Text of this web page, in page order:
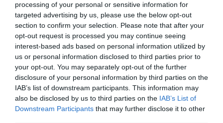
processing of your personal or sensitive information for
targeted advertising by us, please use the below opt-out
section to confirm your selection. Please note that after your
opt-out request is processed you may continue seeing
interest-based ads based on personal information utilized by
us or personal information disclosed to third parties prior to
your opt-out. You may separately opt-out of the further
disclosure of your personal information by third parties on the
IAB’s list of downstream participants. This information may
also be disclosed by us to third parties on the IAB’s List of
Downstream Participants that may further disclose it to other
“Correr es el deporte más accesible del
mundo, pero ha carecido de una liga
competitiva estructurada”
RunGP también busca innovar en la experiencia del
corredor y del aficionado y se ha aliado conSweat
Economypara gamificar el rendimiento de los
corredores con incentivos encriptomonedas
y otros
activos digitales.